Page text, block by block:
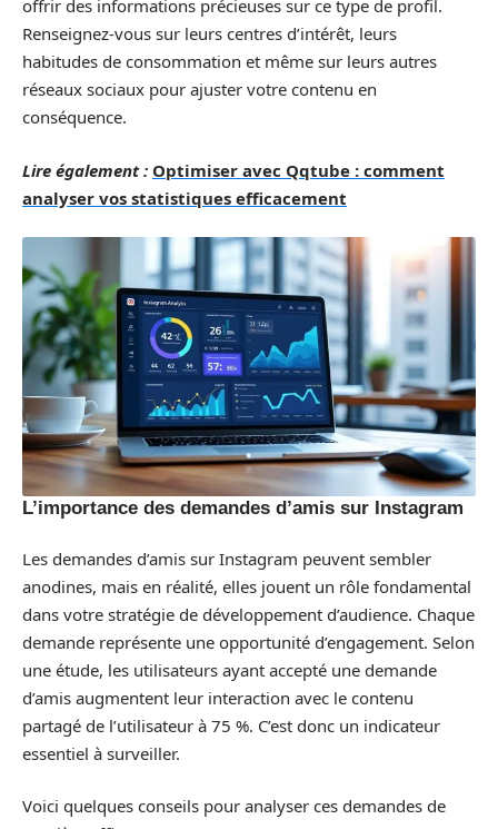
offrir des informations précieuses sur ce type de profil.
Renseignez-vous sur leurs centres d’intérêt, leurs
habitudes de consommation et même sur leurs autres
réseaux sociaux pour ajuster votre contenu en
conséquence.
Lire également : Optimiser avec Qqtube : comment
analyser vos statistiques efficacement
L’importance des demandes d’amis sur Instagram
Les demandes d’amis sur Instagram peuvent sembler
anodines, mais en réalité, elles jouent un rôle fondamental
dans votre stratégie de développement d’audience. Chaque
demande représente une opportunité d’engagement. Selon
une étude, les utilisateurs ayant accepté une demande
d’amis augmentent leur interaction avec le contenu
partagé de l’utilisateur à 75 %. C’est donc un indicateur
essentiel à surveiller.
Voici quelques conseils pour analyser ces demandes de